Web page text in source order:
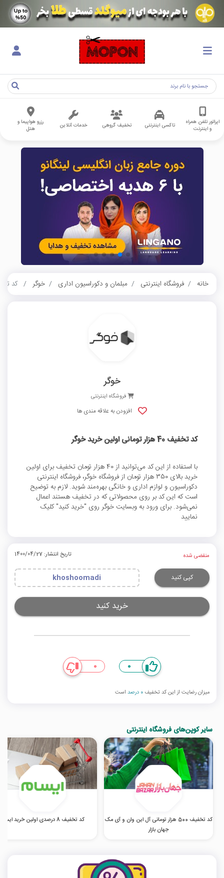
اپراتور تلفن همراه
و اینترنت
تاکسی اینترنتی تخفیف گروهی خدمات آنلاین
رزرو هواپیما و
هتل
خانه فروشگاه اینترنتی مبلمان و دکوراسیون اداری خوگر کد تخفیف 40 هزار
خوگر
فروشگاه اینترنتی
افزودن به علاقه مندی ها
کد تخفیف 40 هزار تومانی اولین خرید خوگر
با استفاده از این کد می‌توانید از 40 هزار تومان تخفیف برای اولین
خرید بالای 350 هزار تومان از فروشگاه خوگر، فروشگاه اینترنتی
دکوراسیون و لوازم اداری و خانگی بهره‌مند شوید. لازم به توضیح
است که این کد بر روی محصولاتی که در تخفیف هستند اعمال
نمی‌شود. برای ورود به وبسایت خوگر روی "خرید کنید" کلیک
نمایید
منقضی شده تاریخ انتشار: 1400/04/27
کپی کنید khoshoomadi
خرید کنید
0
0
میزان رضایت از این کد تخفیف 0 درصد است
سایر کوپن‌های فروشگاه اینترنتی
کد تخفیف 500 هزار تومانی آل این وان و آی مک
جهان بازار
کد تخفیف 8 درصدی اولین خرید ایسام